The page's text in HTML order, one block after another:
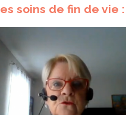
soins de fin de vie :